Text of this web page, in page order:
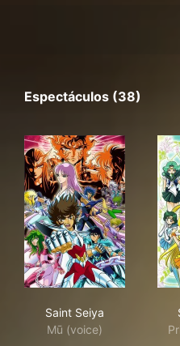
Espectáculos (38)
Saint Seiya
Mū (voice)